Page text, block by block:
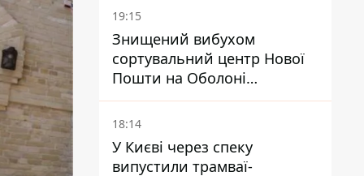
19:15
Знищений вибухом
сортувальний центр Нової
Пошти на Оболоні
запрацював - видають
посилки
18:14
У Києві через спеку
випустили трамваї-